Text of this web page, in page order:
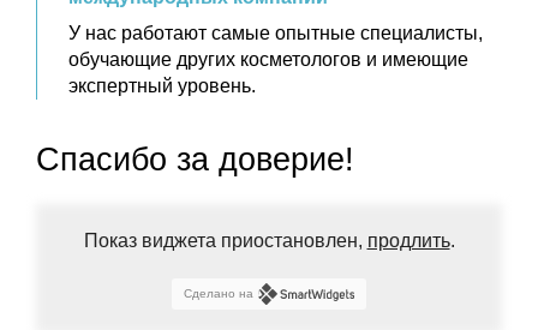
У нас работают самые опытные специалисты,
обучающие других косметологов и имеющие
экспертный уровень.
Спасибо за доверие!
Показ виджета приостановлен, продлить.
Сделано на